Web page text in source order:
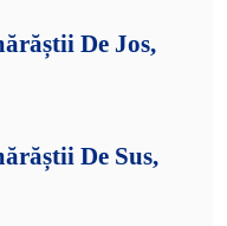
De Jos,
De Sus,